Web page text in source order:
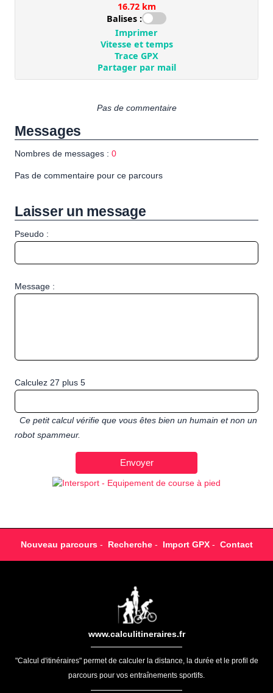
Pas de commentaire
Messages
Nombres de messages : 0
Pas de commentaire pour ce parcours
Laisser un message
Pseudo :
Message :
Calculez 27 plus 5
Ce petit calcul vérifie que vous êtes bien un humain et non un
robot spammeur.
Nouveau parcours- Recherche- Import GPX- Contact
www.calculitineraires.fr
"Calcul d'itinéraires" permet de calculer la distance, la durée et le profil de
parcours pour vos entraînements sportifs.